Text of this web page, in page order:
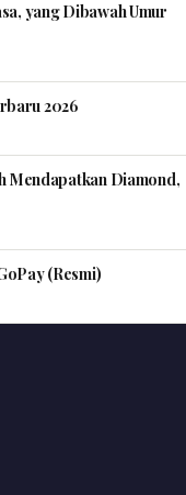
yang Dibawah Umur
2026
Mendapatkan Diamond,
(Resmi)